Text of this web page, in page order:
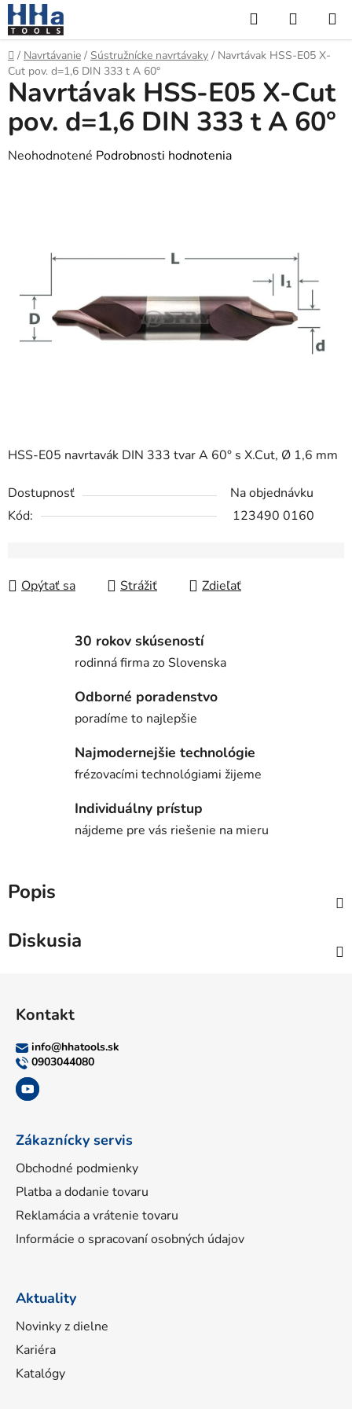
Prejsť
na
obsah
Hľadať
KOŠÍK
Domov
/ Navrtávanie / Sústružnícke navrtávaky / Navrtávak HSS-E05 X-
Cut pov. d=1,6 DIN 333 t A 60°
HSS-E05 navrtavák DIN 333 tvar A 60° s X.Cut, Ø 1,6 mm
Dostupnosť
Na objednávku
Kód:
123490 0160
Opýtať sa Strážiť Zdieľať
Navrtávak HSS-E05 X-Cut
pov. d=1,6 DIN 333 t A 60°
Priemerné
hviezdičiek.
Neohodnotené Podrobnosti hodnotenia
30 rokov skúseností
rodinná firma zo Slovenska
Odborné poradenstvo
poradíme to najlepšie
Najmodernejšie technológie
frézovacími technológiami žijeme
Individuálny prístup
nájdeme pre vás riešenie na mieru
Popis
Diskusia
Kontakt
info@hhatools.sk
0903044080
Zákaznícky servis
Obchodné podmienky
Platba a dodanie tovaru
Reklamácia a vrátenie tovaru
Informácie o spracovaní osobných údajov
Aktuality
Novinky z dielne
Kariéra
Katalógy